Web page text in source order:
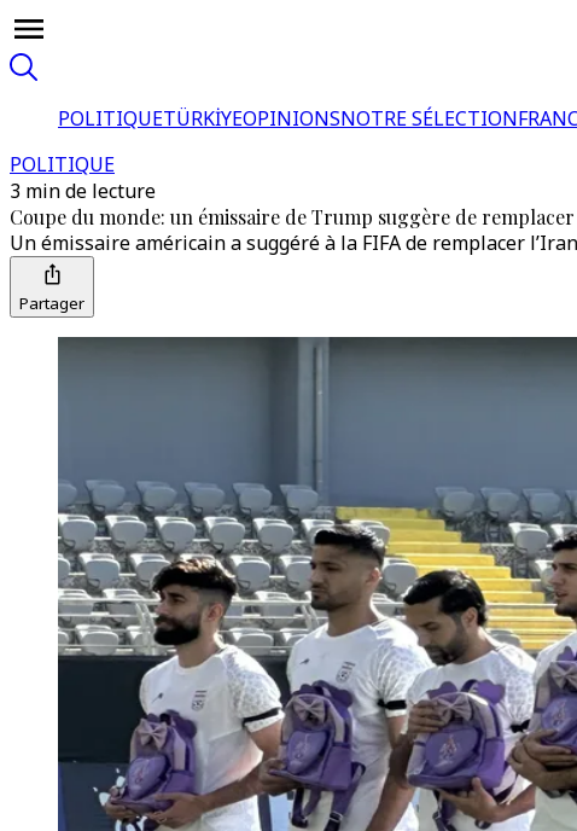
POLITIQUETÜRKİYEOPINIONSNOTRE SÉLECTION
POLITIQUE
3 min de lecture
Coupe du monde: un émissaire de Trump suggère de
Un émissaire américain a suggéré à la FIFA de remplacer
Partager